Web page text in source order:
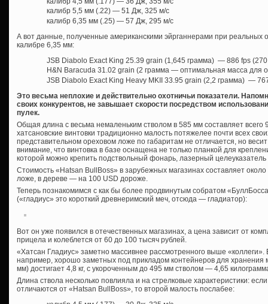
калибр 5,5 мм (.22) — 51 Дж, 325 м/с
калибр 6,35 мм (.25) — 57 Дж, 295 м/с
А вот данные, полученные американскими эйрганнерами при реальных
калибре 6,35 мм:
JSB Diabolo Exact King 25.39 grain (1,645 грамма) — 886 fps
H&N Baracuda 31.02 grain (2 грамма — оптимальная масса для
JSB Diabolo Exact King Heavy MKII 33.95 grain (2,2 грамма) —
Это весьма неплохие и действительно охотничьи показатели.
своих конкурентов, не завышает скорости посредством
пулек.
Общая длина с весьма немаленьким стволом в 585 мм составляет всего
хатсановские винтовки традиционно малость потяжелее почти всех
представительном ореховом ложе по габаритам не отличается, но
внимание, что винтовка в базе оснащена не только планкой для
которой можно крепить подствольный фонарь, лазерный
Стоимость «Hatsan BullBoss» в зарубежных магазинах составляет
ложе, в дереве — на 100 USD дороже.
Теперь познакомимся с как бы более продвинутым собратом
(«гладиус» это короткий древнеримский меч, отсюда — гладиатор):
Вот он уже появился в отечественных магазинах, а цена зависит от
прицела и колеблется от 60 до 100 тысяч рублей.
«Хатсан Гладиус» заметно массивнее рассмотренного выше «коллеги».
например, хорошо заметных под прикладом контейнеров для хранения
мм) достигает 4,8 кг, с укороченным до 495 мм стволом — 4,65
Длина ствола несколько повлияла и на стрелковые характеристики:
отличаются от «Hatsan BullBoss», то второй малость послабее: